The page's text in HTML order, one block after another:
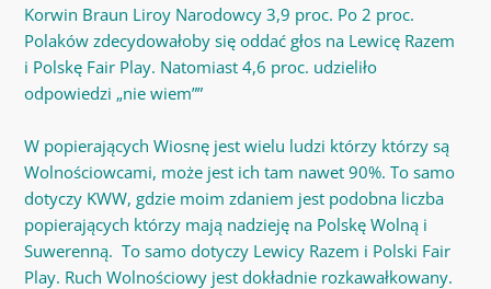
Korwin Braun Liroy Narodowcy 3,9 proc. Po 2 proc.
Polaków zdecydowałoby się oddać głos na Lewicę Razem
i Polskę Fair Play. Natomiast 4,6 proc. udzieliło
odpowiedzi „nie wiem””
W popierających Wiosnę jest wielu ludzi którzy którzy są
Wolnościowcami, może jest ich tam nawet 90%. To samo
dotyczy KWW, gdzie moim zdaniem jest podobna liczba
popierających którzy mają nadzieję na Polskę Wolną i
Suwerenną. To samo dotyczy Lewicy Razem i Polski Fair
Play. Ruch Wolnościowy jest dokładnie rozkawałkowany.